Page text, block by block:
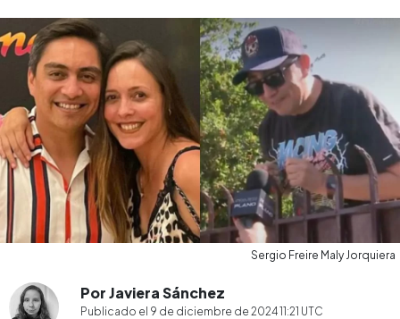
Sergio Freire Maly Jorquiera
Por Javiera Sánchez
Publicado el 9 de diciembre de 2024 11:21 UTC